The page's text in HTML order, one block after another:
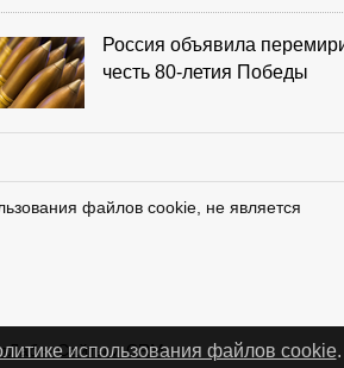
Россия объявила
честь 80-летия Победы
файлов cookie, не является
– Сайты и CRM
использования файлов cookie.